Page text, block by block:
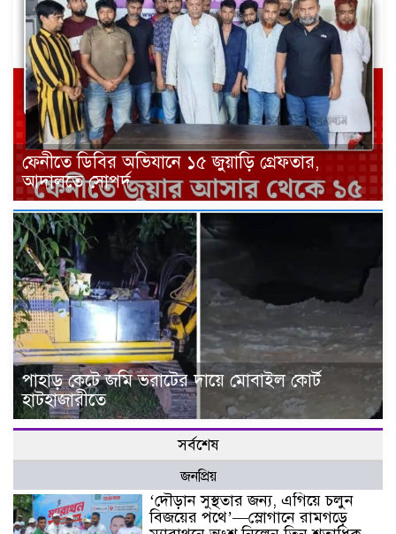
ফেনীতে ডিবির অভিযানে ১৫ জুয়াড়ি গ্রেফতার,
আদালতে সোপর্দ
পাহাড় কেটে জমি ভরাটের দায়ে মোবাইল কোর্ট
হাটহাজারীতে
সর্বশেষ
জনপ্রিয়
‘দৌড়ান সুস্থতার জন্য, এগিয়ে চলুন
বিজয়ের পথে’—স্লোগানে রামগড়ে